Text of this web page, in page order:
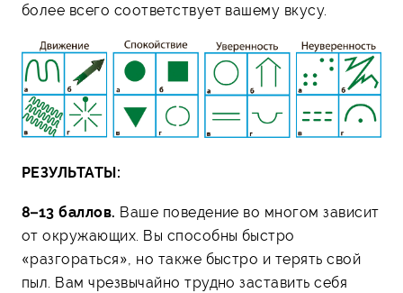
более всего соответствует вашему вкусу.
РЕЗУЛЬТАТЫ:
8–13 баллов. Ваше поведение во многом зависит
от окружающих. Вы способны быстро
«разгораться», но также быстро и терять свой
пыл. Вам чрезвычайно трудно заставить себя